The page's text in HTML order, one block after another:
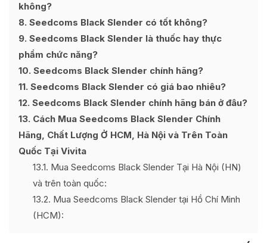
không?
8 Seedcoms Black Slender có tốt không?
9 Seedcoms Black Slender là thuốc hay thực
phẩm chức năng?
10 Seedcoms Black Slender chính hãng?
11 Seedcoms Black Slender có giá bao nhiêu?
12 Seedcoms Black Slender chính hãng bán ở đâu?
13 Cách Mua Seedcoms Black Slender Chính
Hãng, Chất Lượng Ở HCM, Hà Nội và Trên Toàn
Quốc Tại Vivita
13.1 Mua Seedcoms Black Slender Tại Hà Nội (HN)
và trên toàn quốc:
13.2 Mua Seedcoms Black Slender tại Hồ Chí Minh
(HCM):